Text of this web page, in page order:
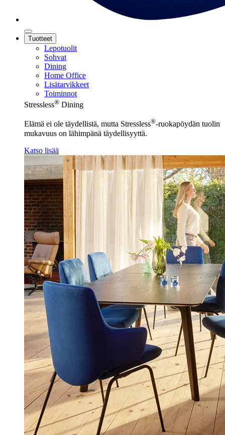
Tuotteet
Lepotuolit
Sohvat
Dining
Home Office
Lisätarvikkeet
Toiminnot
Stressless® Dining
Elämä ei ole täydellistä, mutta Stressless®-ruokapöydän tuolin
mukavuus on lähimpänä täydellisyyttä.
Katso lisää